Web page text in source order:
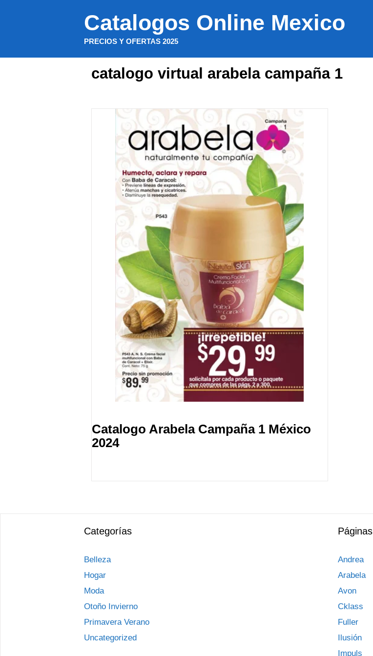
Catalogos Online Mexico
PRECIOS Y OFERTAS 2025
catalogo virtual arabela campaña 1
Catalogo Arabela Campaña 1 México
2024
Categorías
Belleza
Hogar
Moda
Otoño Invierno
Primavera Verano
Uncategorized
Páginas
Andrea
Arabela
Avon
Cklass
Fuller
Ilusión
Impuls